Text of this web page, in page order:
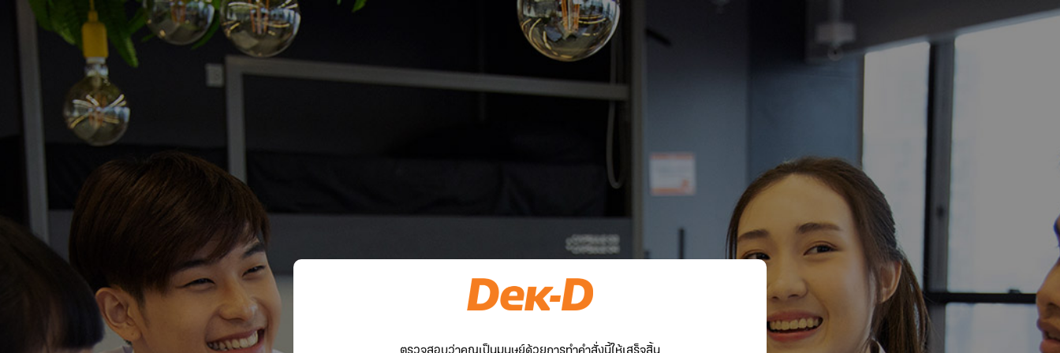
ตรวจสอบว่าคุณเป็นมนุษย์ด้วยการทำคำสั่งนี้ให้เสร็จสิ้น